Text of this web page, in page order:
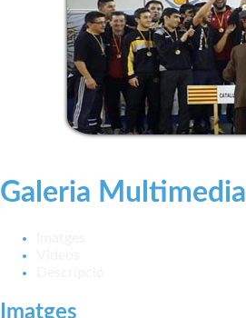
Galeria Multimedia
Imatges